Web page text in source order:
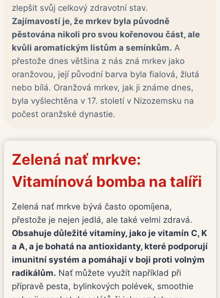
zlepšit svůj celkový zdravotní stav.
Zajímavostí je, že mrkev byla původně
pěstována nikoli pro svou kořenovou část, ale
kvůli aromatickým listům a semínkům. A
přestože dnes většina z nás zná mrkev jako
oranžovou, její původní barva byla fialová, žlutá
nebo bílá. Oranžová mrkev, jak ji známe dnes,
byla vyšlechtěna v 17. století v Nizozemsku na
počest oranžské dynastie.
Zelená nať mrkve:
Vitamínová bomba na talíři
Zelená nať mrkve bývá často opomíjena,
přestože je nejen jedlá, ale také velmi zdravá.
Obsahuje důležité vitamíny, jako je vitamín C, K
a A, a je bohatá na antioxidanty, které podporují
imunitní systém a pomáhají v boji proti volným
radikálům. Nať můžete využít například při
přípravě pesta, bylinkových polévek, smoothie